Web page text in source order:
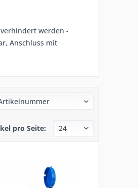
werden -
Anschluss mit
pro Seite: